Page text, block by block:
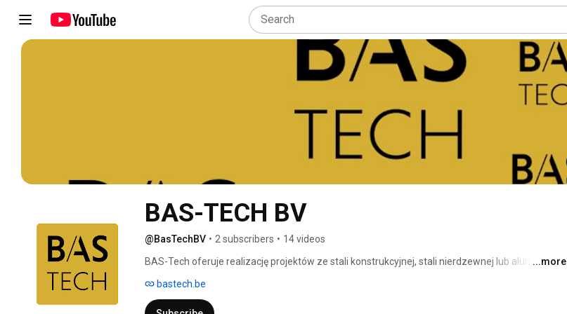
@BasTechBV • 2 subscribers • 14 videos
BAS-Tech oferuje realizację projektów ze stali konstrukcyjnej, stali nierdzewnej lub aluminium,
pasjonatów z bogatym doświadczeniem w realizacji wielu projektów na rynku
międzynarodowym. Członkowie naszego zespołu pracowali w wielu zespołach zadaniowych
...more
bastech.be